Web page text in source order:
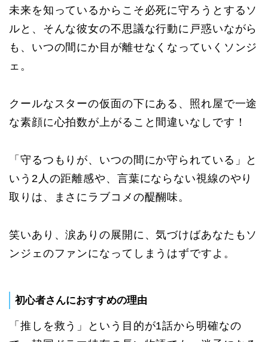
未来を知っているからこそ必死に守ろうとするソ
ルと、そんな彼女の不思議な行動に戸惑いながら
も、いつの間にか目が離せなくなっていくソンジ
ェ。
クールなスターの仮面の下にある、照れ屋で一途
な素顔に心拍数が上がること間違いなしです！
「守るつもりが、いつの間にか守られている」と
いう2人の距離感や、言葉にならない視線のやり
取りは、まさにラブコメの醍醐味。
笑いあり、涙ありの展開に、気づけばあなたもソ
ンジェのファンになってしまうはずですよ。
初心者さんにおすすめの理由
「推しを救う」という目的が1話から明確なの